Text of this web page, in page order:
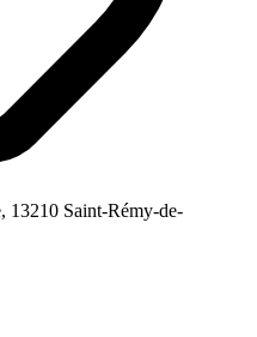
13210 Saint-Rémy-de-